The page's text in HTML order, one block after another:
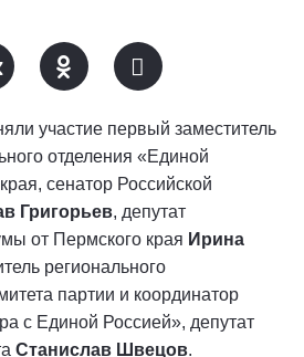
участие первый заместитель
отделения «Единой
сенатор Российской
Григорьев, депутат
от Пермского края Ирина
регионального
партии и координатор
с Единой Россией», депутат
Станислав Швецов.